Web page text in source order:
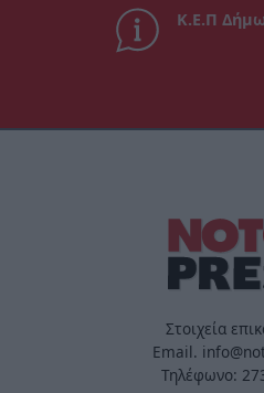
Κ.Ε.Π
Στοιχεία
Email.
Τηλέφωνο: